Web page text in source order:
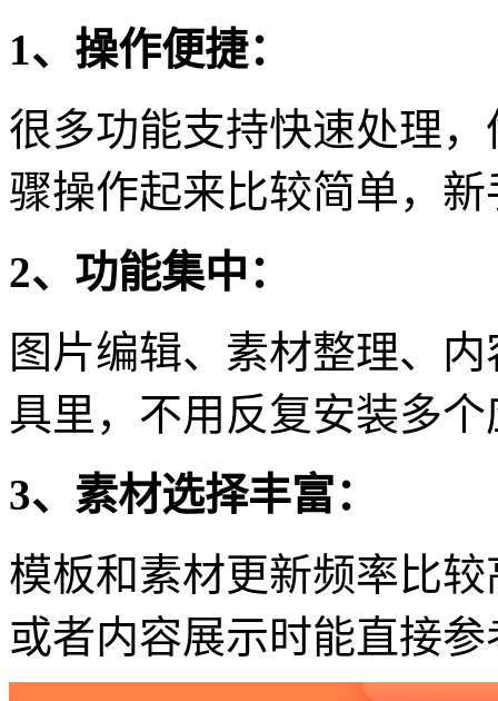
1、操作便捷：
很多功能支持快速处理
骤操作起来比较简单，
2、功能集中：
图片编辑、素材整理、
具里，不用反复安装多个
3、素材选择丰富：
模板和素材更新频率比
或者内容展示时能直接